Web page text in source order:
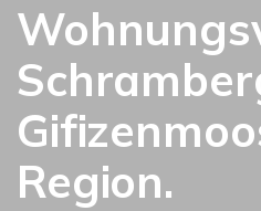
Region.